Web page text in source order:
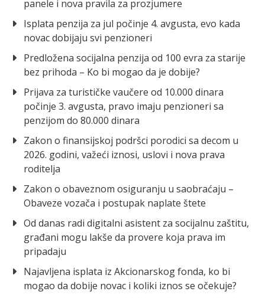
panele i nova pravila za prozjumere
Isplata penzija za jul počinje 4. avgusta, evo kada
novac dobijaju svi penzioneri
Predložena socijalna penzija od 100 evra za starije
bez prihoda – Ko bi mogao da je dobije?
Prijava za turističke vaučere od 10.000 dinara
počinje 3. avgusta, pravo imaju penzioneri sa
penzijom do 80.000 dinara
Zakon o finansijskoj podršci porodici sa decom u
2026. godini, važeći iznosi, uslovi i nova prava
roditelja
Zakon o obaveznom osiguranju u saobraćaju –
Obaveze vozača i postupak naplate štete
Od danas radi digitalni asistent za socijalnu zaštitu,
građani mogu lakše da provere koja prava im
pripadaju
Najavljena isplata iz Akcionarskog fonda, ko bi
mogao da dobije novac i koliki iznos se očekuje?